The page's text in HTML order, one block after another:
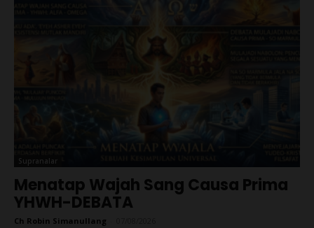
Supranalar
Menatap Wajah Sang Causa Prima
YHWH-DEBATA
Ch Robin Simanullang